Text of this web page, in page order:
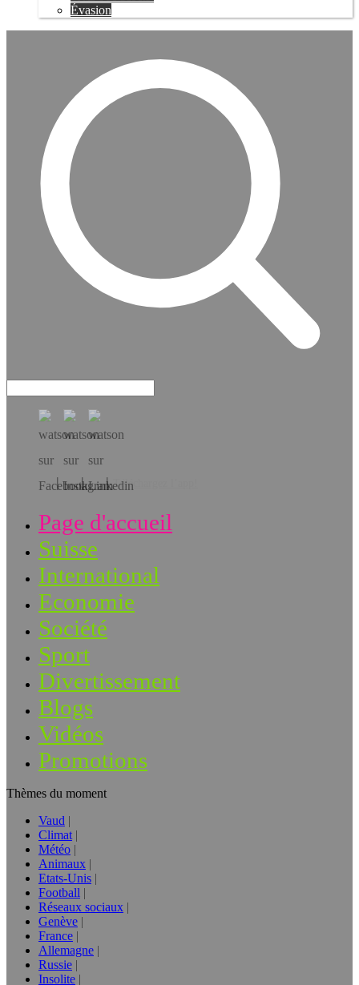
Évasion
Téléchargez l’app!
Page d'accueil
Suisse
International
Economie
Société
Sport
Divertissement
Blogs
Vidéos
Promotions
Thèmes du moment
Vaud
Climat
Météo
Animaux
Etats-Unis
Football
Réseaux sociaux
Genève
France
Allemagne
Russie
Insolite